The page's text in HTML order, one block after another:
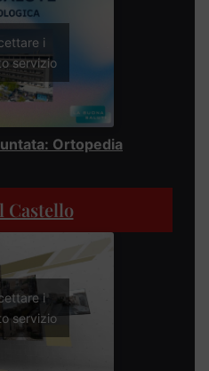
i
servizio
Ortopedia
Castello
i
servizio